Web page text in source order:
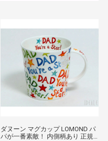
ダヌーン マグカップ LOMOND パ
パが一番素敵！ 内側柄あり 正規